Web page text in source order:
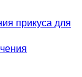
прикуса для